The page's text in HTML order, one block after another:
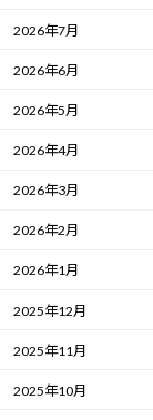
2026年7月
2026年6月
2026年5月
2026年4月
2026年3月
2026年2月
2026年1月
2025年12月
2025年11月
2025年10月